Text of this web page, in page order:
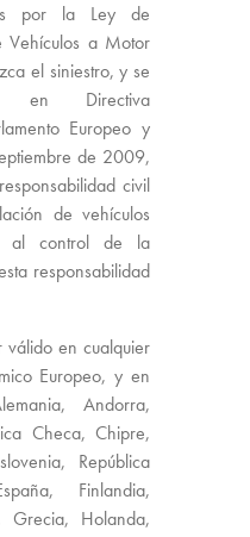
por la Ley de
Vehículos a Motor
el siniestro, y se
en Directiva
Europeo y
de 2009,
civil
de vehículos
al control de la
responsabilidad
válido en cualquier
Europeo, y en
Andorra,
Checa, Chipre,
República
Finlandia,
Grecia, Holanda,